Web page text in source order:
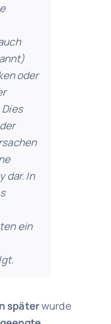
oder
dar. In
ein
späterwurde